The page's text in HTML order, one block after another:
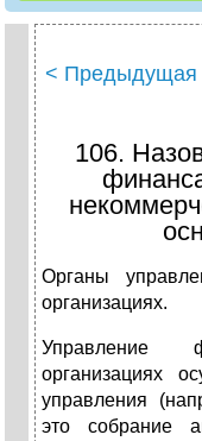
< Предыдущая
106.
Органы
организациях.
Управление
организациях
управления
это собрание